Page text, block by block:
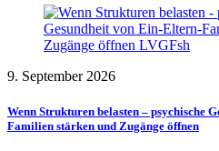
9. September 2026
Wenn Strukturen belasten – psychische
Familien stärken und Zugänge öffnen